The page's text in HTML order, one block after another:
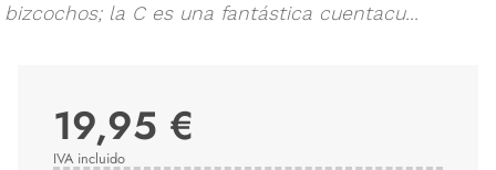
bizcochos; la C es una fantástica cuentacu...
19,95 €
IVA incluido